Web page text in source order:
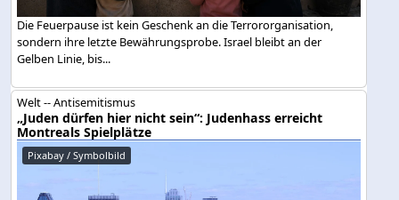
Die Feuerpause ist kein Geschenk an die Terrororganisation,
sondern ihre letzte Bewährungsprobe. Israel bleibt an der
Gelben Linie, bis...
Welt -- Antisemitismus
„Juden dürfen hier nicht sein“: Judenhass erreicht
Montreals Spielplätze
Pixabay / Symbolbild